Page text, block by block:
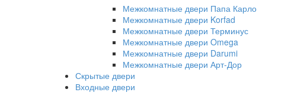
Межкомнатные двери Папа Карло
Межкомнатные двери Korfad
Межкомнатные двери Терминус
Межкомнатные двери Omega
Межкомнатные двери Darumi
Межкомнатные двери Арт-Дор
Скрытые двери
Входные двери